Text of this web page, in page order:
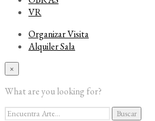
VR
Organizar Visita
Alquiler Sala
×
What are you looking for?
Buscar
Buscar